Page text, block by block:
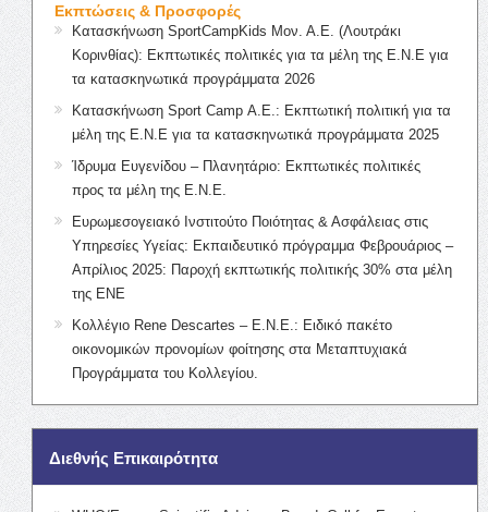
Εκπτώσεις & Προσφορές
Κατασκήνωση SportCampKids Μον. Α.Ε. (Λουτράκι
Κορινθίας): Εκπτωτικές πολιτικές για τα μέλη της Ε.Ν.Ε για
τα κατασκηνωτικά προγράμματα 2026
Κατασκήνωση Sport Camp Α.Ε.: Εκπτωτική πολιτική για τα
μέλη της Ε.Ν.Ε για τα κατασκηνωτικά προγράμματα 2025
Ίδρυμα Ευγενίδου – Πλανητάριο: Εκπτωτικές πολιτικές
προς τα μέλη της Ε.Ν.Ε.
Ευρωμεσογειακό Ινστιτούτο Ποιότητας & Ασφάλειας στις
Υπηρεσίες Υγείας: Εκπαιδευτικό πρόγραμμα Φεβρουάριος –
Απρίλιος 2025: Παροχή εκπτωτικής πολιτικής 30% στα μέλη
της ΕΝΕ
Κολλέγιο Rene Descartes – Ε.Ν.Ε.: Ειδικό πακέτο
οικονομικών προνομίων φοίτησης στα Μεταπτυχιακά
Προγράμματα του Κολλεγίου.
Διεθνής Επικαιρότητα